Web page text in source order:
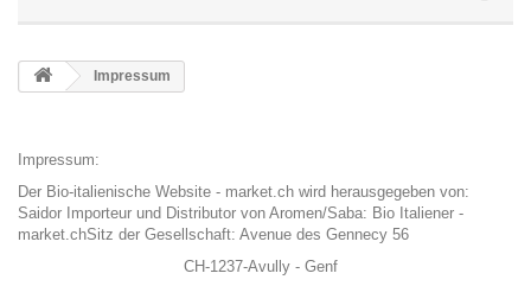
Impressum
Impressum:
Der Bio-italienische Website - market.ch wird herausgegeben von:
Saidor Importeur und Distributor von Aromen/Saba: Bio Italiener -
market.chSitz der Gesellschaft: Avenue des Gennecy 56
CH-1237-Avully - Genf